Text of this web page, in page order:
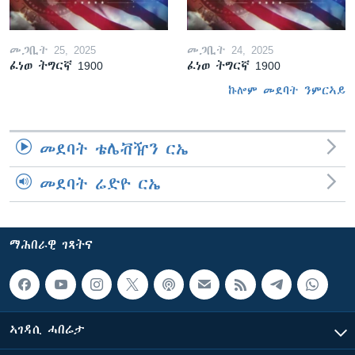
መጋቢት 25, 2025
ፈነወ ትግርኛ 1900
መጋቢት 24, 2025
ፈነወ ትግርኛ 1900
ኩሎም መደባት ንምርኣይ
መደባት ቴሌቭዥን ርኤ
መደባት ሬድዮ ርኤ
ማሕበራዊ ገጻትና
ኣገዳሲ ሓበሬታ